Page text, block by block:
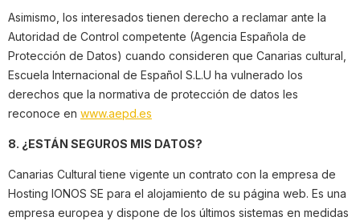
Asimismo, los interesados tienen derecho a reclamar ante la
Autoridad de Control competente (Agencia Española de
Protección de Datos) cuando consideren que Canarias cultural,
Escuela Internacional de Español S.L.U ha vulnerado los
derechos que la normativa de protección de datos les
reconoce en www.aepd.es
8. ¿ESTÁN SEGUROS MIS DATOS?
Canarias Cultural tiene vigente un contrato con la empresa de
Hosting IONOS SE para el alojamiento de su página web. Es una
empresa europea y dispone de los últimos sistemas en medidas